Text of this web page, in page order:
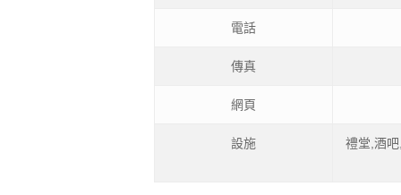
電話
傳真
網頁
設施 禮堂,酒